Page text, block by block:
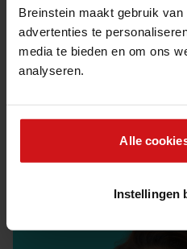
Breinstein maakt gebruik
advertenties te
media te bieden en om ons
analyseren.
Alle
Instellingen
graag nog een opdracht doen
gebied van statistisch
van alle aspecten en bij
proeven. Uiteindelijk wil ik
met een maatschappelijke
Delen via: